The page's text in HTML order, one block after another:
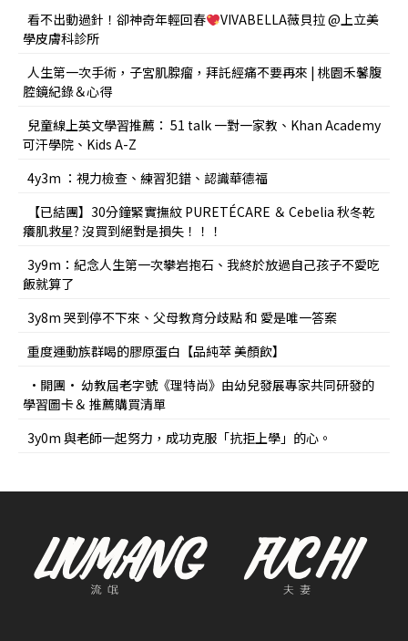
看不出動過針！卻神奇年輕回春
VIVABELLA薇貝拉 @上立美
學皮膚科診所
人生第一次手術，子宮肌腺瘤，拜託經痛不要再來 | 桃園禾馨腹
腔鏡紀錄＆心得
兒童線上英文學習推薦： 51 talk 一對一家教、Khan Academy
可汗學院、Kids A-Z
4y3m ：視力檢查、練習犯錯、認識華德福
【已結團】30分鐘緊實撫紋 PURETÉCARE ＆ Cebelia 秋冬乾
癢肌救星? 沒買到絕對是損失！！！
3y9m：紀念人生第一次攀岩抱石、我終於放過自己孩子不愛吃
飯就算了
3y8m 哭到停不下來、父母教育分歧點 和 愛是唯一答案
重度運動族群喝的膠原蛋白【品純萃 美顏飲】
•開團• 幼教屆老字號《理特尚》由幼兒發展專家共同研發的
學習圖卡＆ 推薦購買清單
3y0m 與老師一起努力，成功克服「抗拒上學」的心。